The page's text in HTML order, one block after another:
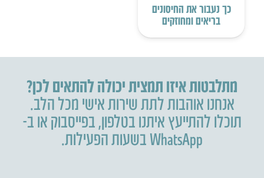
כך נעבור את החיסונים
בריאים ומחוזקים
מתלבטות איזו תמצית יכולה להתאים לכן?
אנחנו אוהבות לתת שירות אישי מכל הלב.
תוכלו להתייעץ איתנו בטלפון,בפייסבוק או ב-
WhatsApp בשעות הפעילות.